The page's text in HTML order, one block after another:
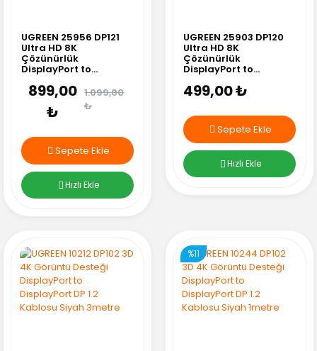
UGREEN 25956 DP121
Ultra HD 8K
Çözünürlük
DisplayPort to
Kablo 3Metre
899,00
₺
1.099,00
₺
Sepete Ekle
Hızlı Ekle
UGREEN 25903 DP120
Ultra HD 8K
Çözünürlük
DisplayPort to
Kablo 1Metre
499,00 ₺
Sepete Ekle
Hızlı Ekle
%11